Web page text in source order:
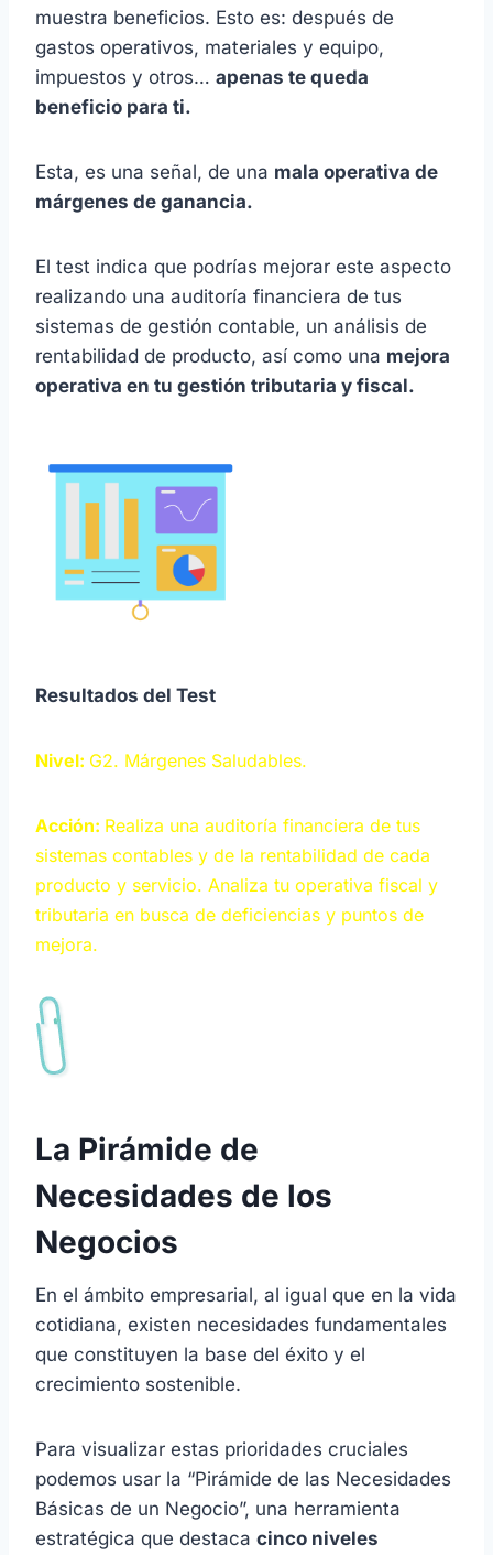
muestra beneficios. Esto es: después de
gastos operativos, materiales y equipo,
impuestos y otros… apenas te queda
beneficio para ti.
Esta, es una señal, de una mala operativa de
márgenes de ganancia.
El test indica que podrías mejorar este aspecto
realizando una auditoría financiera de tus
sistemas de gestión contable, un análisis de
rentabilidad de producto, así como una mejora
operativa en tu gestión tributaria y fiscal.
Resultados del Test
Nivel: G2. Márgenes Saludables.
Acción: Realiza una auditoría financiera de tus
sistemas contables y de la rentabilidad de cada
producto y servicio. Analiza tu operativa fiscal y
tributaria en busca de deficiencias y puntos de
mejora.
La Pirámide de
Necesidades de los
Negocios
En el ámbito empresarial, al igual que en la vida
cotidiana, existen necesidades fundamentales
que constituyen la base del éxito y el
crecimiento sostenible.
Para visualizar estas prioridades cruciales
podemos usar la “Pirámide de las Necesidades
Básicas de un Negocio”, una herramienta
estratégica que destaca cinco niveles